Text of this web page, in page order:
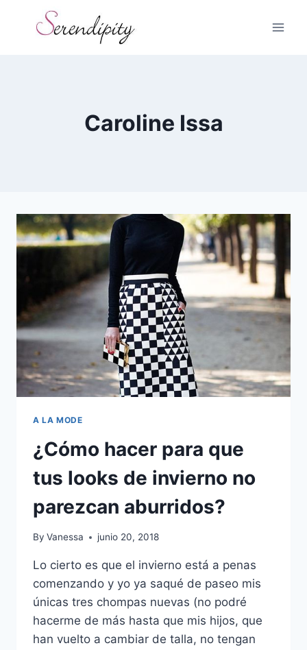
Caroline Issa
A LA MODE
¿Cómo hacer para que
tus looks de invierno no
parezcan aburridos?
By Vanessa junio 20, 2018
Lo cierto es que el invierno está a penas
comenzando y yo ya saqué de paseo mis
únicas tres chompas nuevas (no podré
hacerme de más hasta que mis hijos, que
han vuelto a cambiar de talla, no tengan